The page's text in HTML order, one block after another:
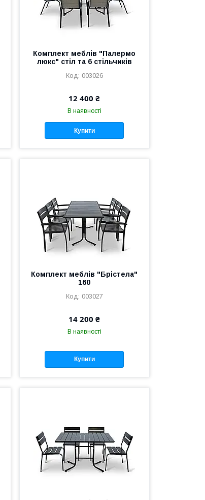
Комплект меблів "Палермо
люкс" стіл та 6 стільчиків
003026
12 400 ₴
В наявності
Купити
Комплект меблів "Брістела"
160
003027
14 200 ₴
В наявності
Купити